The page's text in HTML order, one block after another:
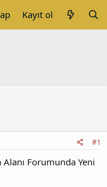
Kayıt ol
#1
Forumunda Yeni